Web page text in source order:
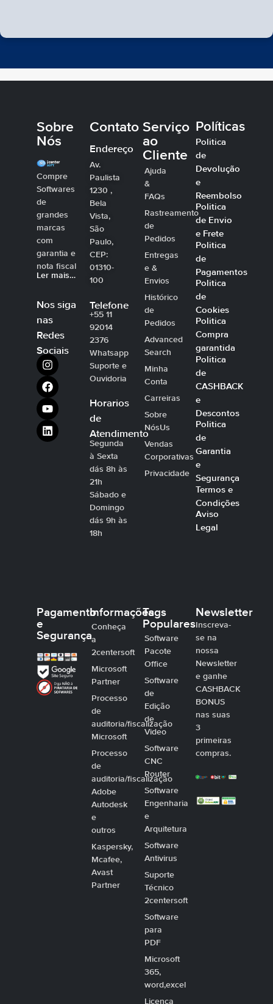
Sobre
Nós
Compre
Softwares
de
grandes
marcas
com
garantia e
nota fiscal
Ler mais…
Nos siga
nas
Redes
Sociais
Contato
Endereço
Av.
Paulista
1230 ,
Bela
Vista,
São
Paulo,
CEP:
01310-
100
Telefone
+55 11
92014
2376
Whatsapp
Suporte e
Ouvidoria
Horarios
de
Atendimento
Segunda
à Sexta
dás 8h às
21h
Sábado e
Domingo
dás 9h às
18h
Serviço
ao
Cliente
Ajuda
&
FAQs
Rastreamento
de
Pedidos
Entregas
e &
Envios
Histórico
de
Pedidos
Advanced
Search
Minha
Conta
Carreiras
Sobre
NósUs
Vendas
Corporativas
Privacidade
Políticas
Politica
de
Devolução
e
Reembolso
Politica
de Envio
e Frete
Politica
de
Pagamentos
Politica
de
Cookies
Politica
Compra
garantida
Politica
de
CASHBACK
e
Descontos
Politica
de
Garantia
e
Segurança
Termos e
Condições
Aviso
Legal
Pagamento
e
Segurança
Informações
Conheça
a
2centersoft
Microsoft
Partner
Processo
de
auditoria/fiscalização
Microsoft
Processo
de
auditoria/fiscalização
Adobe
Autodesk
e
outros
Kaspersky,
Mcafee,
Avast
Partner
Tags
Populares
Software
Pacote
Office
Software
de
Edição
de
Video
Software
CNC
Router
Software
Engenharia
e
Arquitetura
Software
Antivirus
Suporte
Técnico
2centersoft
Software
para
PDF
Microsoft
365,
word,excel
Licença
Newsletter
Inscreva-
se na
nossa
Newsletter
e ganhe
CASHBACK
BONUS
nas suas
3
primeiras
compras.